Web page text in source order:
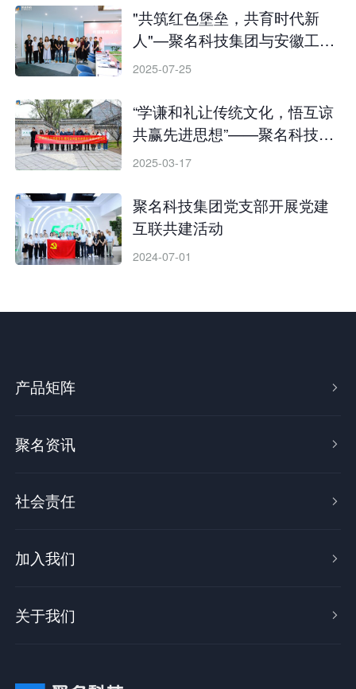
"共筑红色堡垒，共育时代新
人"—聚名科技集团与安徽工商
职业学院信息工程学院开展校
2025-07-25
“学谦和礼让传统文化，悟互谅
共赢先进思想”——聚名科技集
团与安徽省通信管理局开展支
2025-03-17
聚名科技集团党支部开展党建
互联共建活动
2024-07-01
产品矩阵 
聚名资讯 
社会责任 
加入我们 
关于我们 